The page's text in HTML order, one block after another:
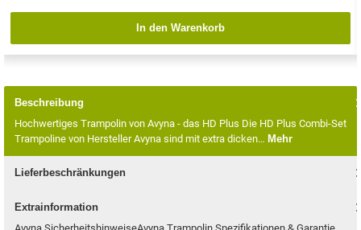
In den Warenkorb
Beschreibung
Hochwertiges Trampolin von Avyna - das HD Plus Die HD Plus Combi-Set
Trampoline von Hersteller Avyna sind mit extra dicken… Mehr
Lieferbeschränkungen
Extrainformation